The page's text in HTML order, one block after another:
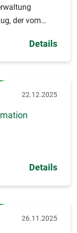
der vom
Details
22.12.2025
Details
26.11.2025